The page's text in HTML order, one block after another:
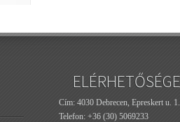
Cím: 4030 Debrecen, Epreskert u. 1.
Telefon: +36 (30) 5069233